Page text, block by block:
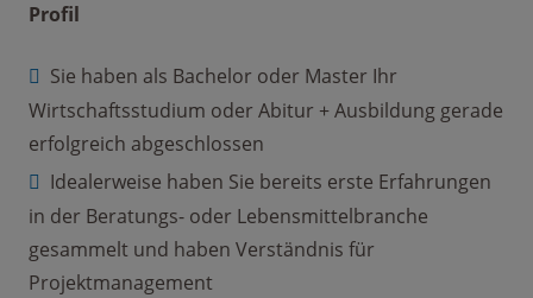
Profil
Sie haben als Bachelor oder Master Ihr
Wirtschaftsstudium oder Abitur + Ausbildung gerade
erfolgreich abgeschlossen
Idealerweise haben Sie bereits erste Erfahrungen
in der Beratungs- oder Lebensmittelbranche
gesammelt und haben Verständnis für
Projektmanagement